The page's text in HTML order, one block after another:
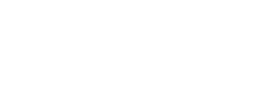
」ボタンを押下した時点